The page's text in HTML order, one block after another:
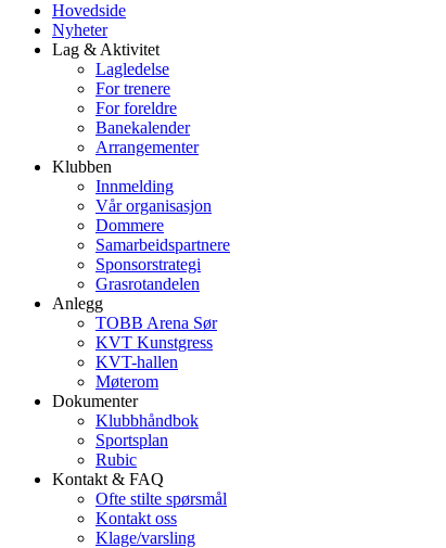
Hovedside
Nyheter
Lag & Aktivitet
Lagledelse
For trenere
For foreldre
Banekalender
Arrangementer
Klubben
Innmelding
Vår organisasjon
Dommere
Samarbeidspartnere
Sponsorstrategi
Grasrotandelen
Anlegg
TOBB Arena Sør
KVT Kunstgress
KVT-hallen
Møterom
Dokumenter
Klubbhåndbok
Sportsplan
Rubic
Kontakt & FAQ
Ofte stilte spørsmål
Kontakt oss
Klage/varsling